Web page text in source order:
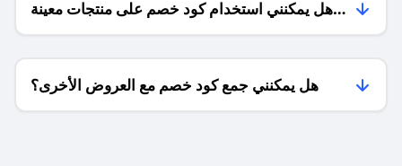
هل يمكنني استخدام كود خصم على منتجات معينة
فقط؟
هل يمكنني جمع كود خصم مع العروض الأخرى؟